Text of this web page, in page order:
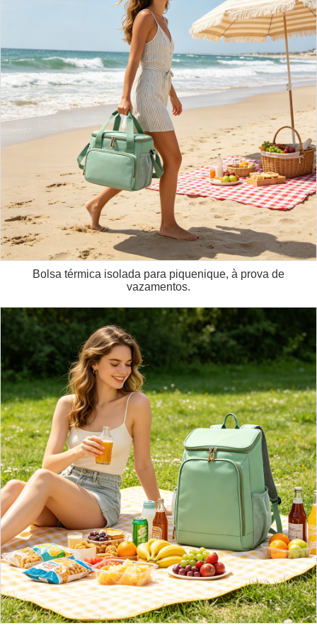
Bolsa térmica isolada para piquenique, à prova de
vazamentos.